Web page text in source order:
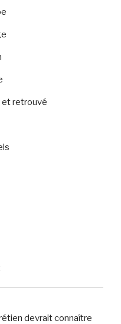
et retrouvé
devrait connaître